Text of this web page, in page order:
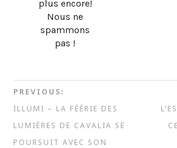
plus encore!
Nous ne
spammons
pas !
PREVIOUS:
ILLUMI – LA FÉÉRIE DES
LUMIÈRES DE CAVALIA SE
POURSUIT AVEC SON